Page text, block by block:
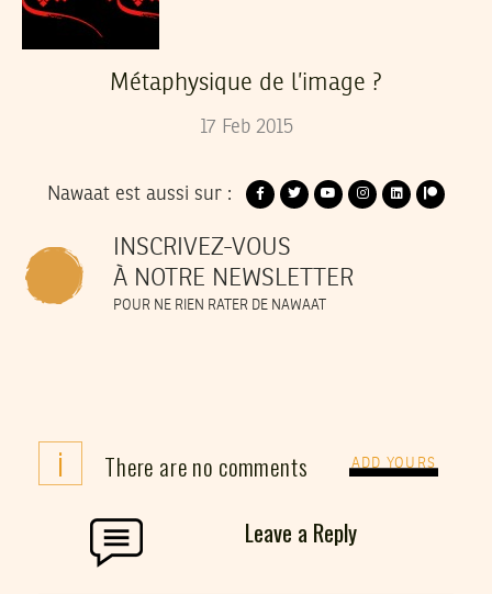
Métaphysique de l’image ?
17 Feb 2015
Nawaat est aussi sur :
INSCRIVEZ-VOUS
À NOTRE NEWSLETTER
POUR NE RIEN RATER DE NAWAAT
i There are no comments ADD YOURS
Leave a Reply